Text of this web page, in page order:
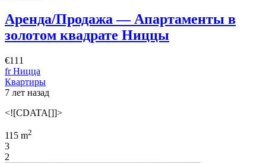
Аренда/Продажа — Апартаменты в
золотом квадрате Ниццы
€111
fr Ницца
Квартиры
7 лет назад
<![CDATA[]]>
115 m2
3
2